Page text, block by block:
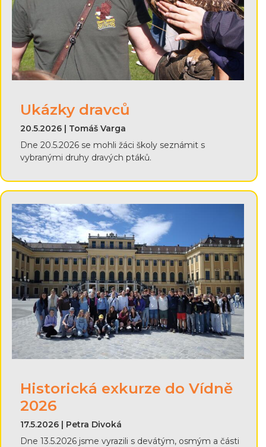
Ukázky dravců
20.5.2026 | Tomáš Varga
Dne 20.5.2026 se mohli žáci školy seznámit s
vybranými druhy dravých ptáků.
Historická exkurze do Vídně
2026
17.5.2026 | Petra Divoká
Dne 13.5.2026 jsme vyrazili s devátým, osmým a části